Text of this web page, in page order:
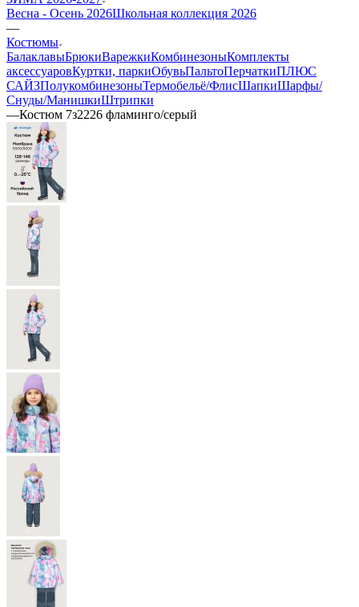
Весна - Осень 2026Школьная коллекция 2026
—
Костюмы
БалаклавыБрюкиВарежкиКомбинезоныКомплекты
аксессуаровКуртки, паркиОбувьПальтоПерчаткиПЛЮС
САЙЗПолукомбинезоныТермобельё/ФлисШапкиШарфы/
Снуды/МанишкиШтрипки
—Костюм 7з2226 фламинго/серый